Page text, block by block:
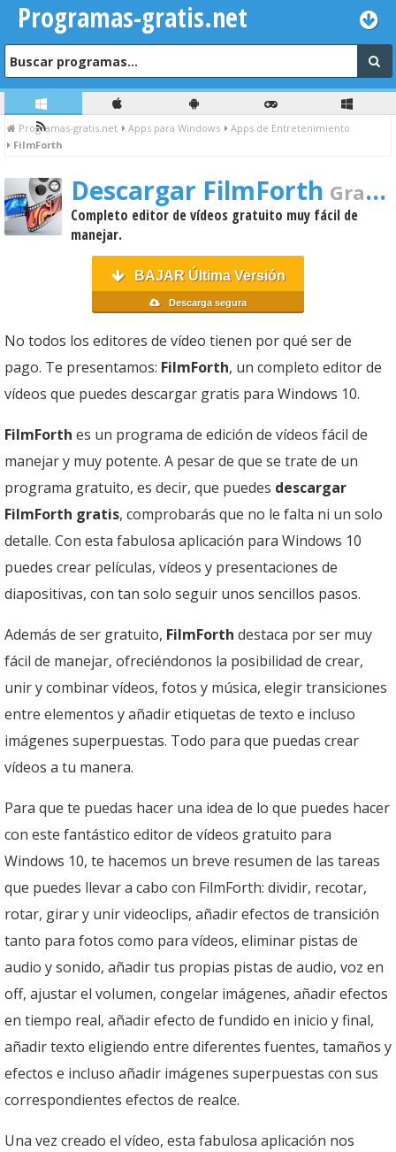
Programas-gratis.net
Programas-gratis.net Apps para Windows
Apps de Entretenimiento
FilmForth
Descargar FilmForth Gratis Para PC
Completo editor de vídeos gratuito muy fácil de
manejar.
BAJAR Última Versión
Descarga segura
No todos los editores de vídeo tienen por qué ser de
pago. Te presentamos: FilmForth, un completo editor de
vídeos que puedes descargar gratis para Windows 10.
FilmForth es un programa de edición de vídeos fácil de
manejar y muy potente. A pesar de que se trate de un
programa gratuito, es decir, que puedes descargar
FilmForth gratis, comprobarás que no le falta ni un solo
detalle. Con esta fabulosa aplicación para Windows 10
puedes crear películas, vídeos y presentaciones de
diapositivas, con tan solo seguir unos sencillos pasos.
Además de ser gratuito, FilmForth destaca por ser muy
fácil de manejar, ofreciéndonos la posibilidad de crear,
unir y combinar vídeos, fotos y música, elegir transiciones
entre elementos y añadir etiquetas de texto e incluso
imágenes superpuestas. Todo para que puedas crear
vídeos a tu manera.
Para que te puedas hacer una idea de lo que puedes hacer
con este fantástico editor de vídeos gratuito para
Windows 10, te hacemos un breve resumen de las tareas
que puedes llevar a cabo con FilmForth: dividir, recotar,
rotar, girar y unir videoclips, añadir efectos de transición
tanto para fotos como para vídeos, eliminar pistas de
audio y sonido, añadir tus propias pistas de audio, voz en
off, ajustar el volumen, congelar imágenes, añadir efectos
en tiempo real, añadir efecto de fundido en inicio y final,
añadir texto eligiendo entre diferentes fuentes, tamaños y
efectos e incluso añadir imágenes superpuestas con sus
correspondientes efectos de realce.
Una vez creado el vídeo, esta fabulosa aplicación nos